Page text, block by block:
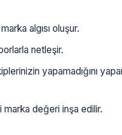
algısı oluşur.
netleşir.
yapamadığını
marka değeri inşa edilir.